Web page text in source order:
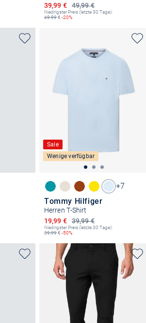
49,99 €
Ermäßigter Preis
39,99 €
Niedrigster Preis (letzte 30 Tage):
49,99€ -20%
Sale
Wenige verfügbar
+7
Tommy Hilfiger
Herren T-Shirt
39,99 €
Ermäßigter Preis
19,99 €
Niedrigster Preis (letzte 30 Tage):
39,99€ -50%